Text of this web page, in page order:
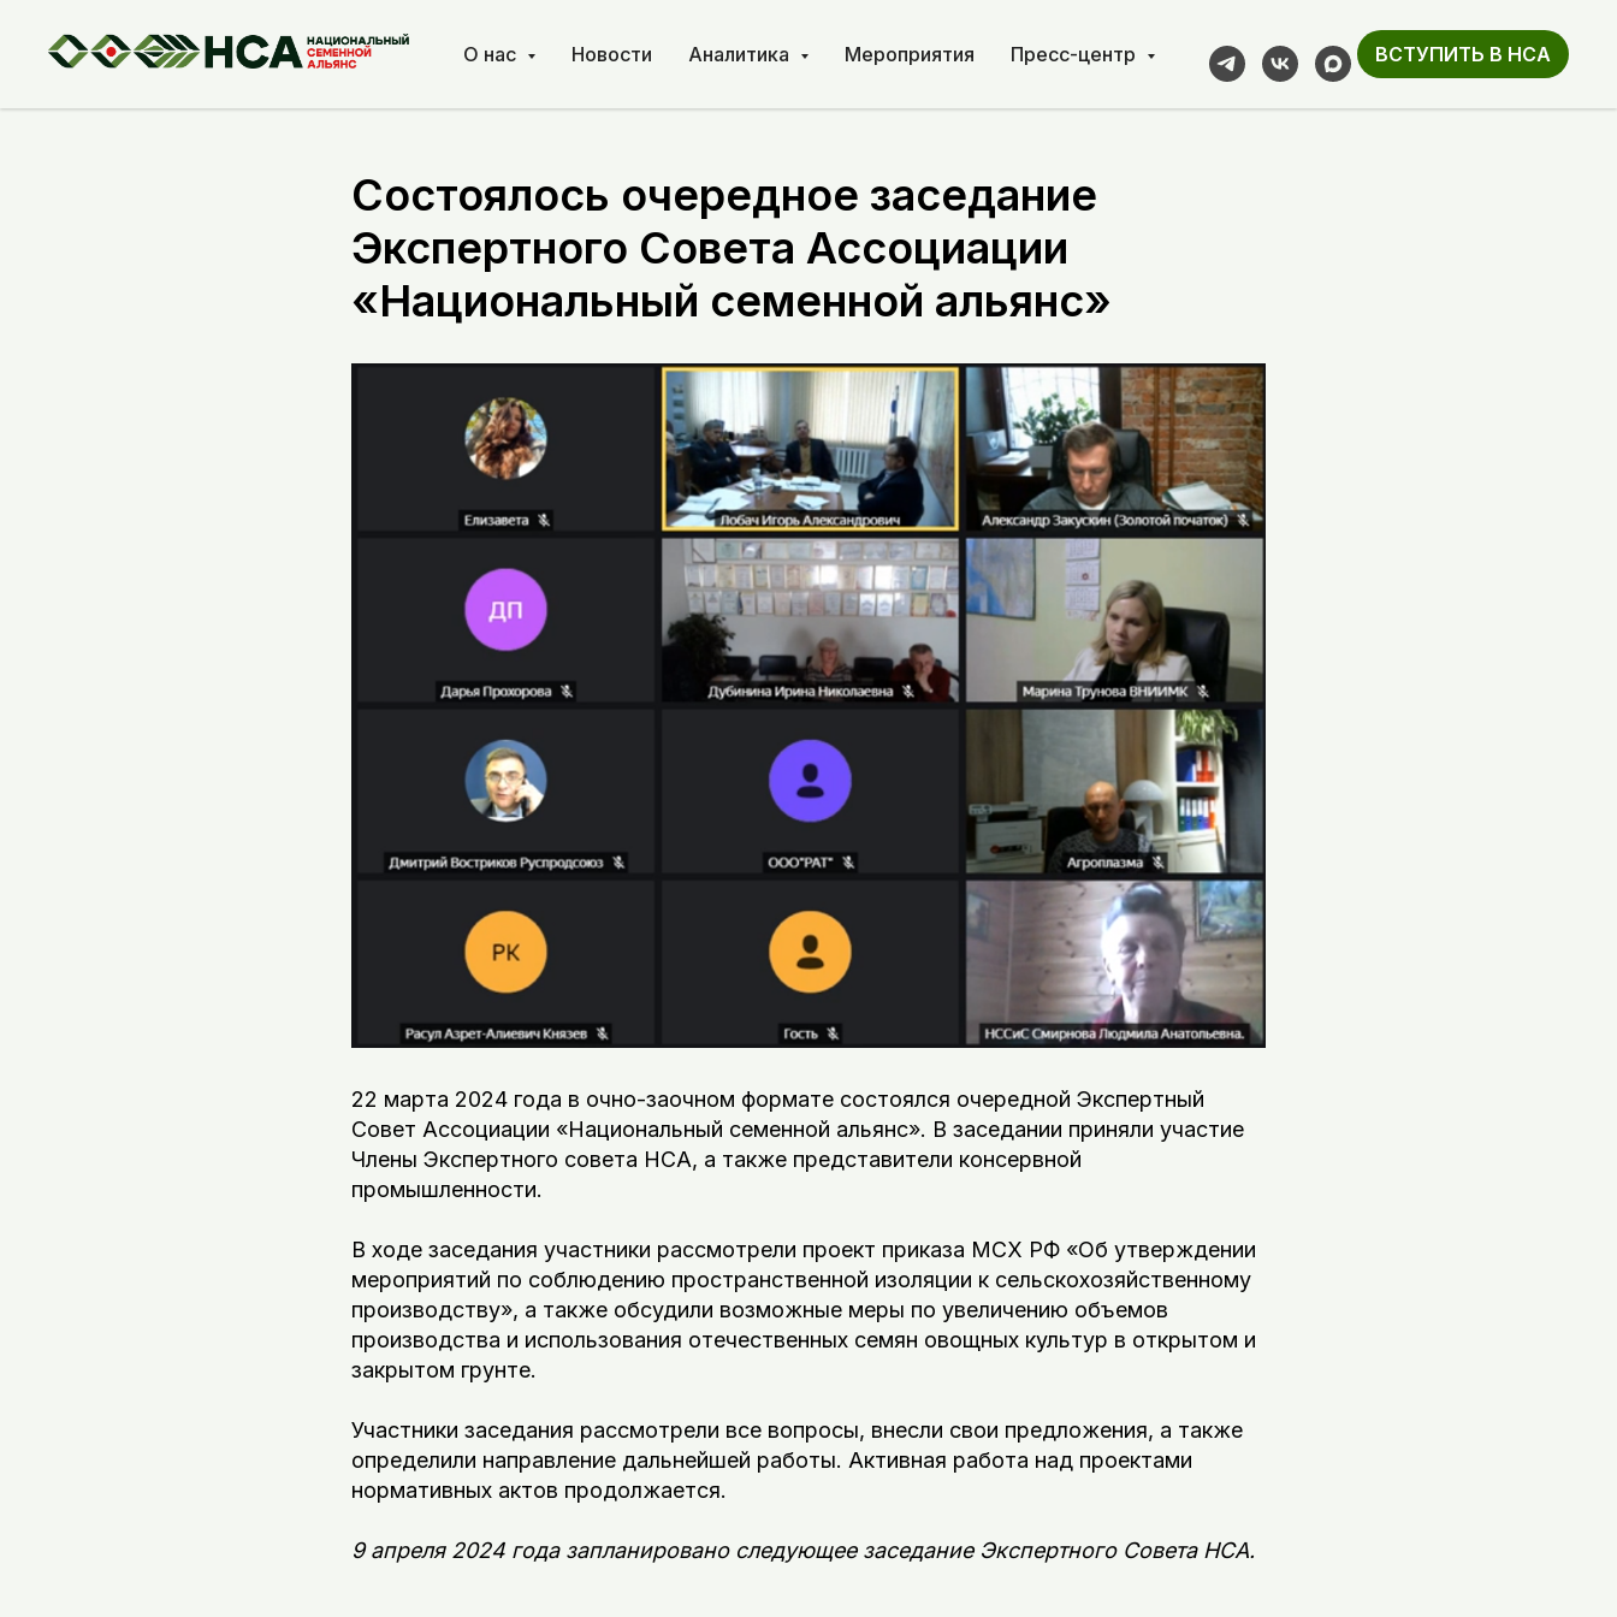
О нас Новости Аналитика Мероприятия Пресс-центр ВСТУПИТЬ В НСА
Состоялось очередное заседание
Экспертного Совета Ассоциации
«Национальный семенной альянс»
22 марта 2024 года в очно-заочном формате состоялся очередной Экспертный
Совет Ассоциации «Национальный семенной альянс». В заседании приняли участие
Члены Экспертного совета НСА, а также представители консервной
промышленности.
В ходе заседания участники рассмотрели проект приказа МСХ РФ «Об утверждении
мероприятий по соблюдению пространственной изоляции к сельскохозяйственному
производству», а также обсудили возможные меры по увеличению объемов
производства и использования отечественных семян овощных культур в открытом и
закрытом грунте.
Участники заседания рассмотрели все вопросы, внесли свои предложения, а также
определили направление дальнейшей работы. Активная работа над проектами
нормативных актов продолжается.
9 апреля 2024 года запланировано следующее заседание Экспертного Совета НСА.